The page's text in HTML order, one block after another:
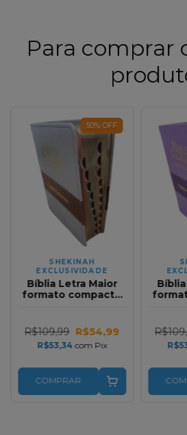
Para comprar
50%OFF
SHEKINAH
EXCLUSIVIDADE
Bíblia Letra Maior
formato compacto
Bicolor Creme e
Marrom com Índice
R$109,99 R$54,99
R$53,34com Pix
COMPRAR